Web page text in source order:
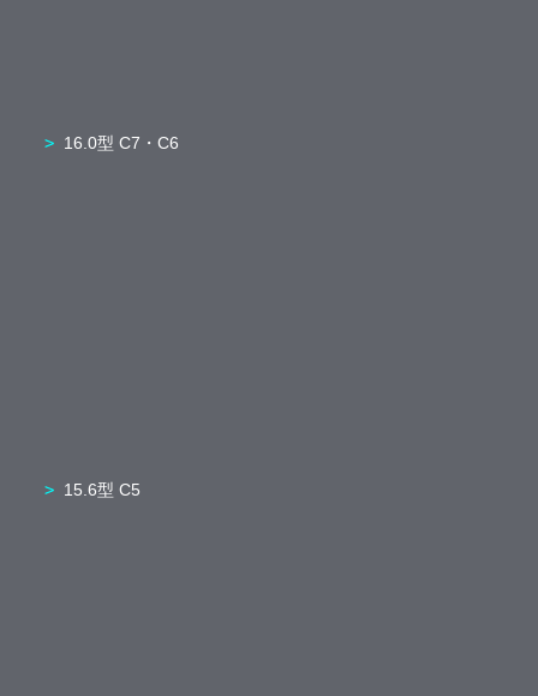
16.0型 C7・C6
15.6型 C5